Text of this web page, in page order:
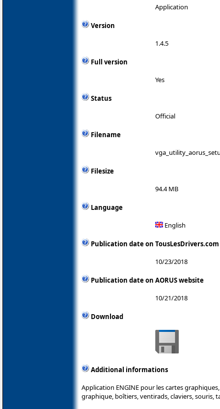
Application
Version
1.4.5
Full version
Yes
Status
Official
Filename
Filesize
94.4 MB
Language
English
Publication date on TousLesDrivers.com
10/23/2018
Publication date on AORUS website
10/21/2018
Download
Additional informations
Application ENGINE pour les cartes
graphique, boîtiers, ventirads, claviers, souris,